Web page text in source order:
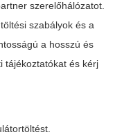
szerelőhálózatot.
szabályok és a
a hosszú és
tájékoztatókat és kérj